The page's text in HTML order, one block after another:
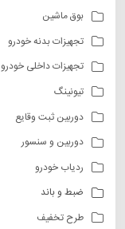
بوق ماشین
تجهیزات بدنه خودرو
تجهیزات داخلی خودرو
تیونینگ
دوربین ثبت وقایع
دوربین و سنسور
ردیاب خودرو
ضبط و باند
طرح تخفیف